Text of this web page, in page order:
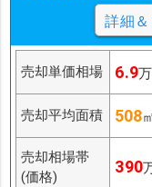
詳細
売却単価相場 6.9
売却平均面積 508
売却相場帯
(価格)
390